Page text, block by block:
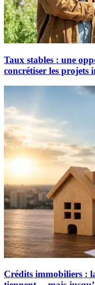
Taux stables : une
concrétiser les projets
Crédits immobiliers :